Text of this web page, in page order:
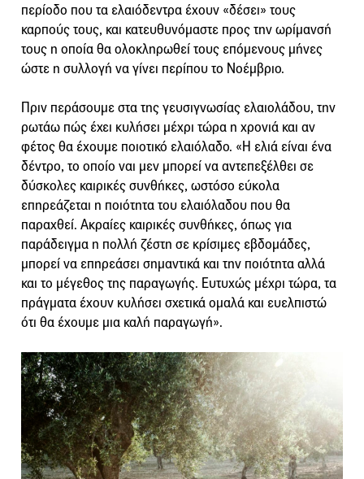
περίοδο που τα ελαιόδεντρα έχουν «δέσει» τους
καρπούς τους, και κατευθυνόμαστε προς την ωρίμανσή
τους η οποία θα ολοκληρωθεί τους επόμενους μήνες
ώστε η συλλογή να γίνει περίπου το Νοέμβριο.
Πριν περάσουμε στα της γευσιγνωσίας ελαιολάδου, την
ρωτάω πώς έχει κυλήσει μέχρι τώρα η χρονιά και αν
φέτος θα έχουμε ποιοτικό ελαιόλαδο. «Η ελιά είναι ένα
δέντρο, το οποίο ναι μεν μπορεί να αντεπεξέλθει σε
δύσκολες καιρικές συνθήκες, ωστόσο εύκολα
επηρεάζεται η ποιότητα του ελαιόλαδου που θα
παραχθεί. Ακραίες καιρικές συνθήκες, όπως για
παράδειγμα η πολλή ζέστη σε κρίσιμες εβδομάδες,
μπορεί να επηρεάσει σημαντικά και την ποιότητα αλλά
και το μέγεθος της παραγωγής. Ευτυχώς μέχρι τώρα, τα
πράγματα έχουν κυλήσει σχετικά ομαλά και ευελπιστώ
ότι θα έχουμε μια καλή παραγωγή».